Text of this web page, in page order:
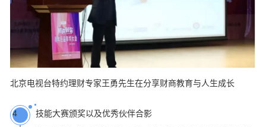
北京电视台特约理财专家王勇先生在分享财商教育与人生成长
4
技能大赛颁奖以及优秀伙伴合影